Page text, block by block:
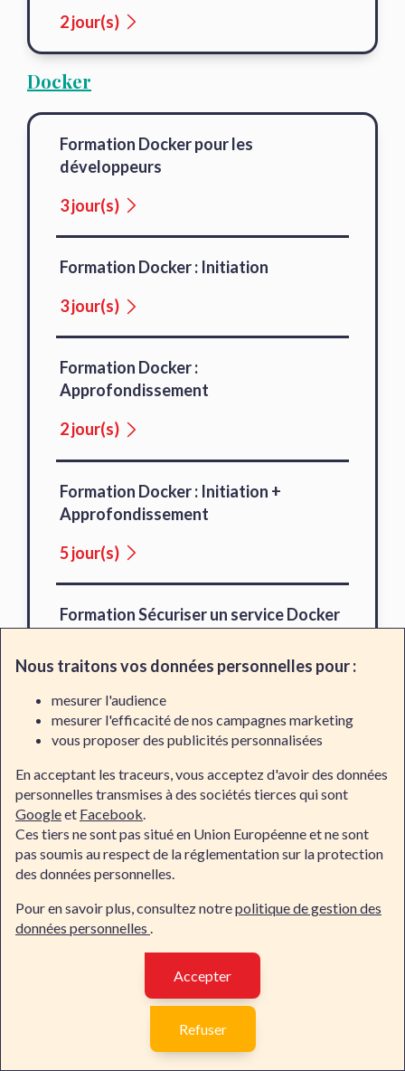
2 jour(s)
Docker
Formation Docker pour les
développeurs
3 jour(s)
Formation Docker : Initiation
3 jour(s)
Formation Docker :
Approfondissement
2 jour(s)
Formation Docker : Initiation +
Approfondissement
5 jour(s)
Formation Sécuriser un service Docker
Kubernetes
Formation Kubernetes : Initiation
3 jour(s)
Formation Kubernetes :
2 jour(s)
Formation Kubernetes : Initiation +
Approfondissement
Contacter Dawan
Nous traitons vos données personnelles pour :
mesurer l'audience
mesurer l'efficacité de nos campagnes marketing
vous proposer des publicités personnalisées
En acceptant les traceurs, vous acceptez d'avoir des données
personnelles transmises à des sociétés tierces qui sont
Googleet Facebook.
Ces tiers ne sont pas situé en Union Européenne et ne sont
pas soumis au respect de la réglementation sur la protection
des données personnelles.
Pour en savoir plus, consultez notrepolitique de gestion des
données personnelles .
Accepter
Refuser